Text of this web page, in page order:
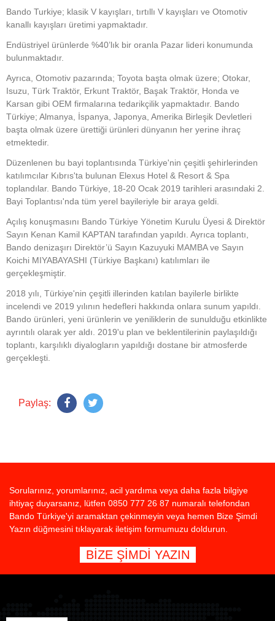
Bando Turkiye; klasik V kayışları, tırtıllı V kayışları ve Otomotiv
kanallı kayışları üretimi yapmaktadır.
Endüstriyel ürünlerde %40’lık bir oranla Pazar lideri konumunda
bulunmaktadır.
Ayrıca, Otomotiv pazarında; Toyota başta olmak üzere; Otokar,
Isuzu, Türk Traktör, Erkunt Traktör, Başak Traktör, Honda ve
Karsan gibi OEM firmalarına tedarikçilik yapmaktadır. Bando
Türkiye; Almanya, İspanya, Japonya, Amerika Birleşik Devletleri
başta olmak üzere ürettiği ürünleri dünyanın her yerine ihraç
etmektedir.
Düzenlenen bu bayi toplantısında Türkiye'nin çeşitli şehirlerinden
katılımcılar Kıbrıs'ta bulunan Elexus Hotel & Resort & Spa
toplandılar. Bando Türkiye, 18-20 Ocak 2019 tarihleri ​​arasındaki 2.
Bayi Toplantısı'nda tüm yerel bayileriyle bir araya geldi.
Açılış konuşmasını Bando Türkiye Yönetim Kurulu Üyesi & Direktör
Sayın Kenan Kamil KAPTAN tarafından yapıldı. Ayrıca toplantı,
Bando denizaşırı Direktör’ü Sayın Kazuyuki MAMBA ve Sayın
Koichi MIYABAYASHI (Türkiye Başkanı) katılımları ile
gerçekleşmiştir.
2018 yılı, Türkiye'nin çeşitli illerinden katılan bayilerle birlikte
incelendi ve 2019 yılının hedefleri hakkında onlara sunum yapıldı.
Bando ürünleri, yeni ürünlerin ve yeniliklerin de sunulduğu etkinlikte
ayrıntılı olarak yer aldı. 2019'u plan ve beklentilerinin paylaşıldığı
toplantı, karşılıklı diyalogların yapıldığı dostane bir atmosferde
gerçekleşti.
Paylaş:
Sorularınız, yorumlarınız, acil yardıma veya daha fazla bilgiye
ihtiyaç duyarsanız, lütfen 0850 777 26 87 numaralı telefondan
Bando Türkiye'yi aramaktan çekinmeyin veya hemen Bize Şimdi
Yazın düğmesini tıklayarak iletişim formumuzu doldurun.
BİZE ŞİMDİ YAZIN